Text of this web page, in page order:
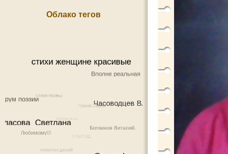
Облако тегов